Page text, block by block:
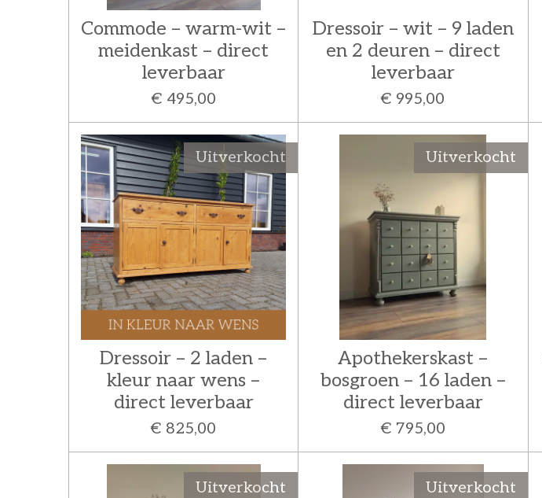
Commode – warm-wit –
meidenkast – direct
leverbaar
€ 495,00
Dressoir – wit – 9 laden
en 2 deuren – direct
leverbaar
€ 995,00
Uitverkocht
Dressoir – 2 laden –
kleur naar wens –
direct leverbaar
€ 825,00
Uitverkocht
Apothekerskast –
bosgroen – 16 laden –
direct leverbaar
€ 795,00
Uitverkocht Uitverkocht